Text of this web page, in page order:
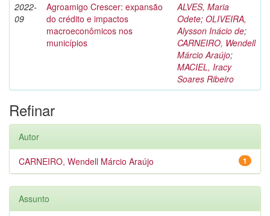
2022-
09
Agroamigo Crescer: expansão
do crédito e impactos
macroeconômicos nos
municípios
ALVES, Maria
Odete; OLIVEIRA,
Alysson Inácio de;
CARNEIRO, Wendell
Márcio Araújo;
MACIEL, Iracy
Soares Ribeiro
Refinar
Autor
1
CARNEIRO, Wendell Márcio Araújo
Assunto